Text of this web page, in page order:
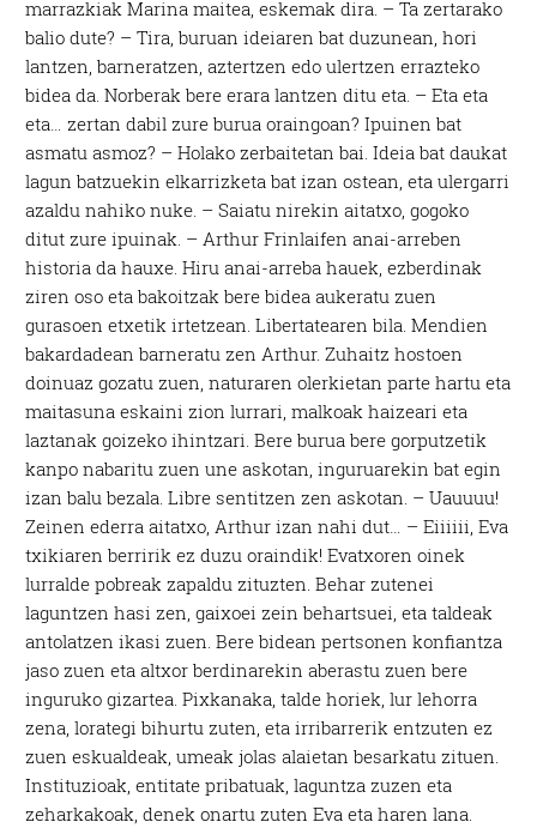
marrazkiak Marina maitea, eskemak dira. – Ta zertarako
balio dute? – Tira, buruan ideiaren bat duzunean, hori
lantzen, barneratzen, aztertzen edo ulertzen errazteko
bidea da. Norberak bere erara lantzen ditu eta. – Eta eta
eta… zertan dabil zure burua oraingoan? Ipuinen bat
asmatu asmoz? – Holako zerbaitetan bai. Ideia bat daukat
lagun batzuekin elkarrizketa bat izan ostean, eta ulergarri
azaldu nahiko nuke. – Saiatu nirekin aitatxo, gogoko
ditut zure ipuinak. – Arthur Frinlaifen anai-arreben
historia da hauxe. Hiru anai-arreba hauek, ezberdinak
ziren oso eta bakoitzak bere bidea aukeratu zuen
gurasoen etxetik irtetzean. Libertatearen bila. Mendien
bakardadean barneratu zen Arthur. Zuhaitz hostoen
doinuaz gozatu zuen, naturaren olerkietan parte hartu eta
maitasuna eskaini zion lurrari, malkoak haizeari eta
laztanak goizeko ihintzari. Bere burua bere gorputzetik
kanpo nabaritu zuen une askotan, inguruarekin bat egin
izan balu bezala. Libre sentitzen zen askotan. – Uauuuu!
Zeinen ederra aitatxo, Arthur izan nahi dut… – Eiiiiii, Eva
txikiaren berririk ez duzu oraindik! Evatxoren oinek
lurralde pobreak zapaldu zituzten. Behar zutenei
laguntzen hasi zen, gaixoei zein behartsuei, eta taldeak
antolatzen ikasi zuen. Bere bidean pertsonen konfiantza
jaso zuen eta altxor berdinarekin aberastu zuen bere
inguruko gizartea. Pixkanaka, talde horiek, lur lehorra
zena, lorategi bihurtu zuten, eta irribarrerik entzuten ez
zuen eskualdeak, umeak jolas alaietan besarkatu zituen.
Instituzioak, entitate pribatuak, laguntza zuzen eta
zeharkakoak, denek onartu zuten Eva eta haren lana.